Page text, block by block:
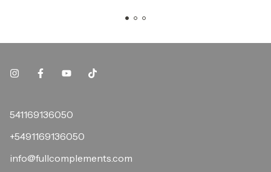
541169136050
+5491169136050
info@fullcomplements.com